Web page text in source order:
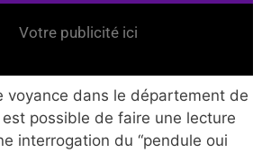
Votre publicité ici
voyance dans le département de
possible de faire une lecture
interrogation du “pendule oui